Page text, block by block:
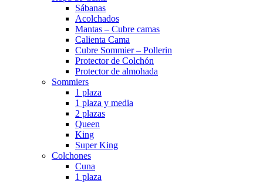
Sábanas
Acolchados
Mantas – Cubre camas
Calienta Cama
Cubre Sommier – Pollerin
Protector de Colchón
Protector de almohada
Sommiers
1 plaza
1 plaza y media
2 plazas
Queen
King
Super King
Colchones
Cuna
1 plaza